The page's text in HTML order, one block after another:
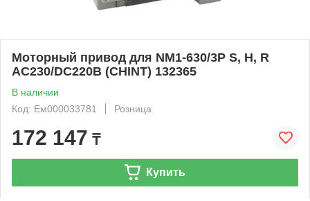
Моторный привод для NM1-630/3P S, H, R
AC230/DC220В (CHINT) 132365
В наличии
Код: Ем000033781
Розница
172 147 ₸
Купить